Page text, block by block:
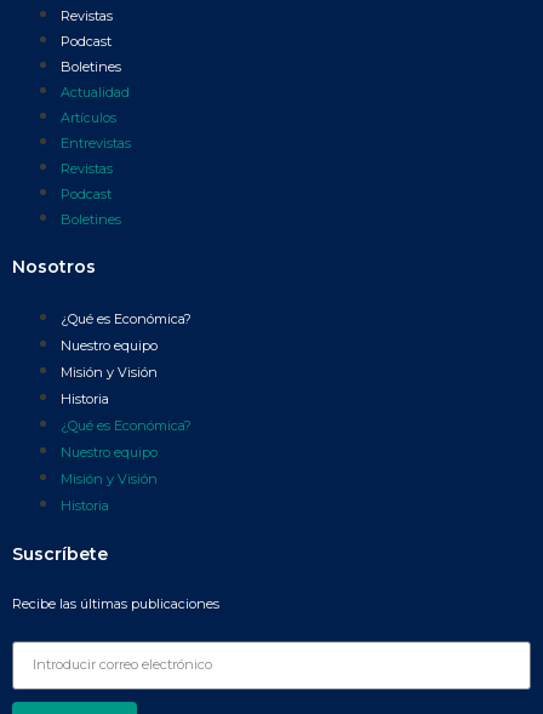
Revistas
Podcast
Boletines
Actualidad
Artículos
Entrevistas
Revistas
Podcast
Boletines
Nosotros
¿Qué es Económica?
Nuestro equipo
Misión y Visión
Historia
¿Qué es Económica?
Nuestro equipo
Misión y Visión
Historia
Suscríbete
Recibe las últimas publicaciones